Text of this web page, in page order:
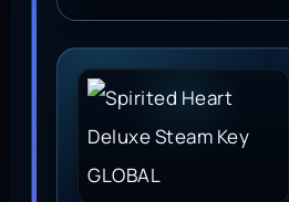
Spirited Heart Deluxe